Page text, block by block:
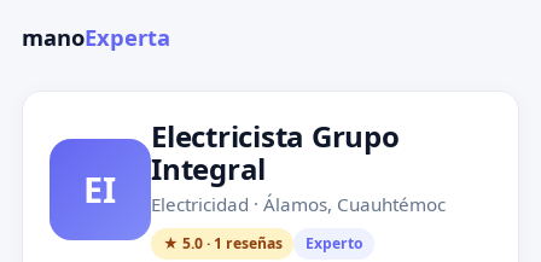
manoExperta
EI
Electricista Grupo
Integral
Electricidad · Álamos, Cuauhtémoc
★ 5.0 · 1 reseñas Experto